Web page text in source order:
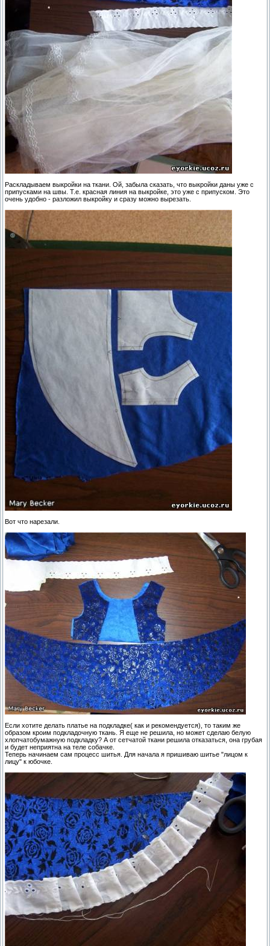
Раскладываем выкройки на ткани. Ой, забыла сказать, что выкройки даны уже с
припусками на швы. Т.е. красная линия на выкройке, это уже с припуском. Это
очень удобно - разложил выкройку и сразу можно вырезать.
Вот что нарезали.
Если хотите делать платье на подкладке( как и рекомендуется), то таким же
образом кроим подкладочную ткань. Я еще не решила, но может сделаю белую
хлопчатобумажную подкладку? А от сетчатой ткани решила отказаться, она грубая
и будет неприятна на теле собачке.
Теперь начинаем сам процесс шитья. Для начала я пришиваю шитье "лицом к
лицу" к юбочке.